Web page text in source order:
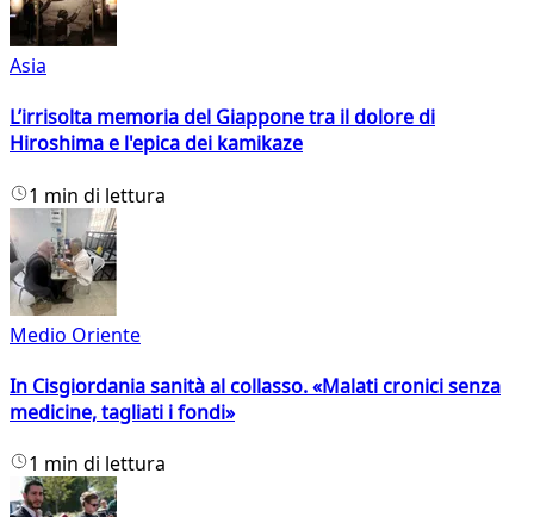
Asia
L’irrisolta memoria del Giappone tra il dolore di
Hiroshima e l'epica dei kamikaze
1 min di lettura
Medio Oriente
In Cisgiordania sanità al collasso. «Malati cronici senza
medicine, tagliati i fondi»
1 min di lettura